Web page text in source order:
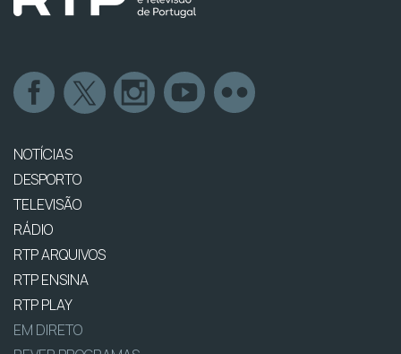
NOTÍCIAS
DESPORTO
TELEVISÃO
RÁDIO
RTP ARQUIVOS
RTP ENSINA
RTP PLAY
EM DIRETO